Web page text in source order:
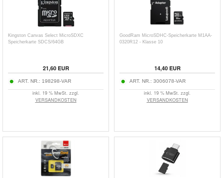
Kingston Canvas Select MicroSDXC
Speicherkarte SDCS/64GB
21,60EUR
ART. NR.: 198298-VAR
inkl. 19 % MwSt. zzgl.
VERSANDKOSTEN
GoodRam MicroSDHC-Speicherkarte M1AA-
0320R12 - Klasse 10
14,40EUR
ART. NR.: 3006078-VAR
inkl. 19 % MwSt. zzgl.
VERSANDKOSTEN